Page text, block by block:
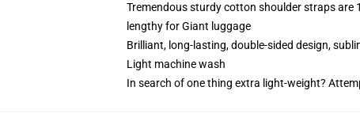
Tremendous sturdy cotton shoulder straps are
lengthy for Giant luggage
Brilliant, long-lasting, double-sided design,
Light machine wash
In search of one thing extra light-weight?